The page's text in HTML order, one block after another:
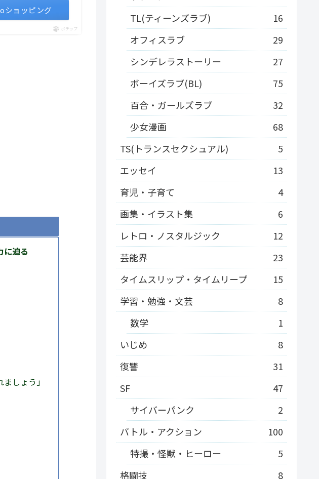
ショッピング
ポチップ
に迫る
しょう」
TL(ティーンズラブ)
16
オフィスラブ
29
シンデレラストーリー
27
ボーイズラブ(BL)
75
百合・ガールズラブ
32
少女漫画
68
TS(トランスセクシュアル)
5
エッセイ
13
育児・子育て
4
画集・イラスト集
6
レトロ・ノスタルジック
12
芸能界
23
タイムスリップ・タイムリープ
15
学習・勉強・文芸
8
数学
1
いじめ
8
復讐
31
SF
47
サイバーパンク
2
バトル・アクション
100
特撮・怪獣・ヒーロー
5
格闘技
8